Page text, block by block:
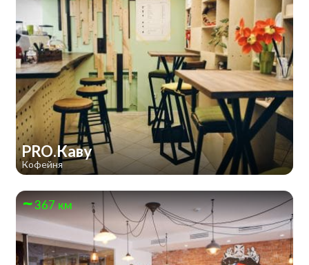
PRO.Каву
Кофейня
367 км